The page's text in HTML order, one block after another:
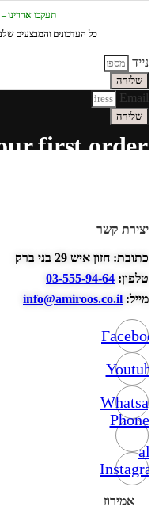
תעקבו אחרינו
כל העדכונים והמבצעים
נייד
שליחה
Email
שליחה
first order
יצירת קשר
כתובת: חזון איש 29 בני ברק
טלפון: 03-555-94-64
מייל: info@amiroos.co.il
Phone-
alt
אמירוז